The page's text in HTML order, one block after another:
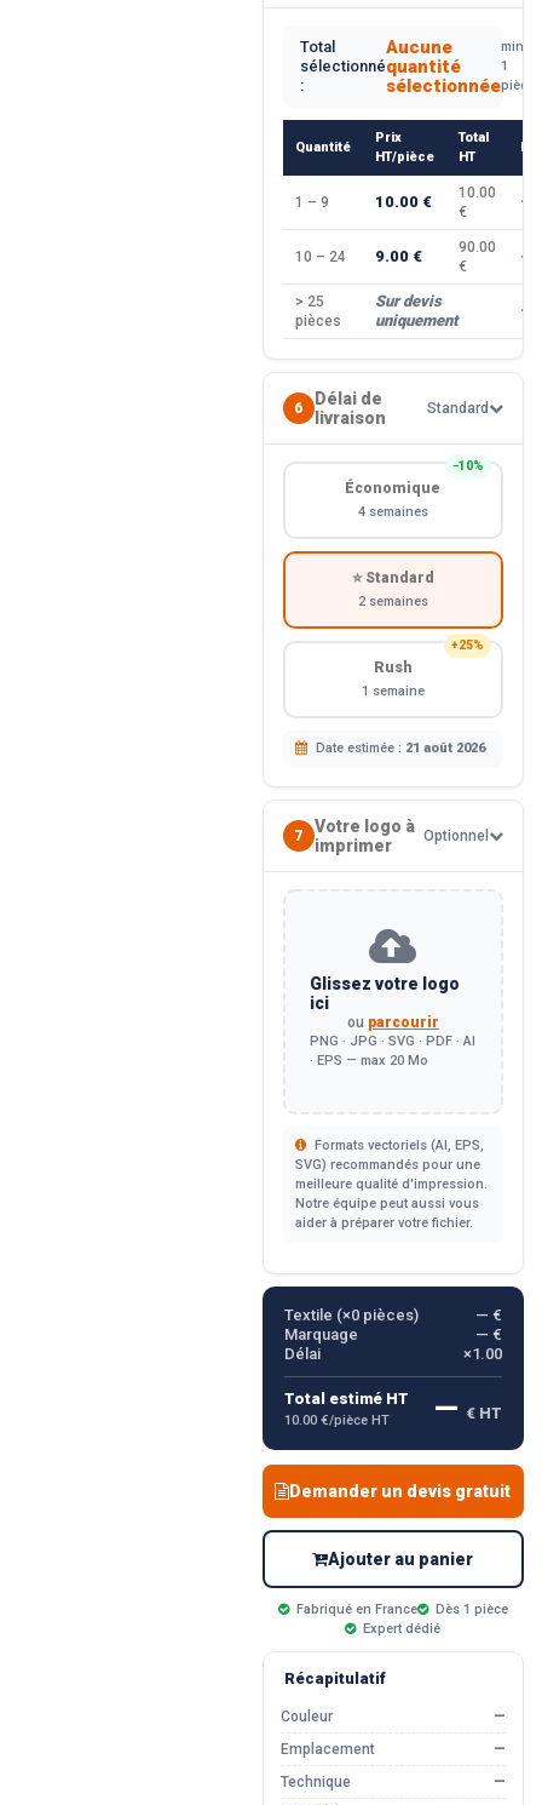
Total
sélectionné
:
Aucune
quantité
sélectionnée
min.
1
pièce
Quantité
Prix
HT/pièce
Total
HT
1 – 9 10.00 €
10.00
€
—
10 – 24 9.00 €
90.00
€
> 25
pièces
Sur devis
uniquement
—
6
Délai de
livraison
Standard
−10%
Économique
4 semaines
⭐ Standard
2 semaines
+25%
Rush
1 semaine
Date estimée : 21 août 2026
7
Votre logo à
imprimer
Optionnel
Glissez votre logo
ici
ou parcourir
PNG · JPG · SVG · PDF · AI
· EPS — max 20 Mo
Formats vectoriels (AI, EPS,
SVG) recommandés pour une
meilleure qualité d'impression.
Notre équipe peut aussi vous
aider à préparer votre fichier.
Textile (×0pièces)
— €
Marquage
— €
Délai
×1.00
Total estimé HT
10.00 €/pièce HT — € HT
Demander un devis gratuit
Ajouter au panier
Fabriqué en France
Dès 1 pièce
Expert dédié
Récapitulatif
Couleur
—
Emplacement
—
Technique
—